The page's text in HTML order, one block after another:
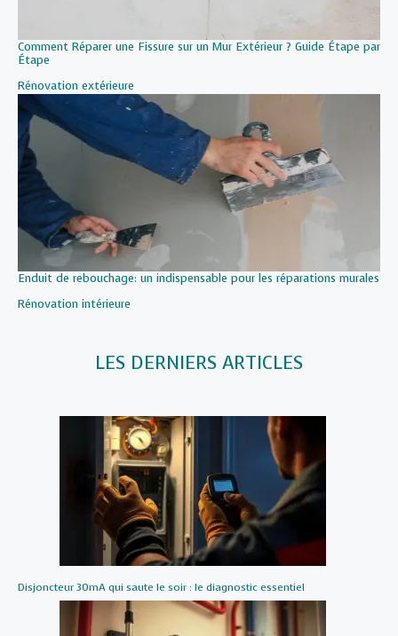
Comment Réparer une Fissure sur un Mur Extérieur ? Guide Étape par
Étape
Par rapport à
Rénovation extérieure
Enduit de rebouchage: un indispensable pour les réparations murales
Par rapport à
Rénovation intérieure
LES DERNIERS ARTICLES
Disjoncteur 30mA qui saute le soir : le diagnostic essentiel